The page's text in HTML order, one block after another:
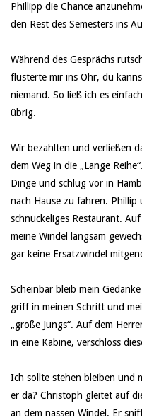
Phillipp die Chance
den Rest des Semesters ins
Während des Gesprächs
flüsterte mir ins Ohr, du
niemand. So ließ ich es
übrig.
Wir bezahlten und verließen
dem Weg in die „Lange
Dinge und schlug vor in
nach Hause zu fahren.
schnuckeliges Restaurant.
meine Windel langsam
gar keine Ersatzwindel
Scheinbar bleib mein
griff in meinen Schritt und
„große Jungs“. Auf dem
in eine Kabine, verschloss
Ich sollte stehen bleiben und
er da? Christoph gleitet auf
an dem nassen Windel. Er